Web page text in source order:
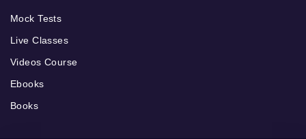
Mock Tests
Live Classes
Videos Course
Ebooks
Books